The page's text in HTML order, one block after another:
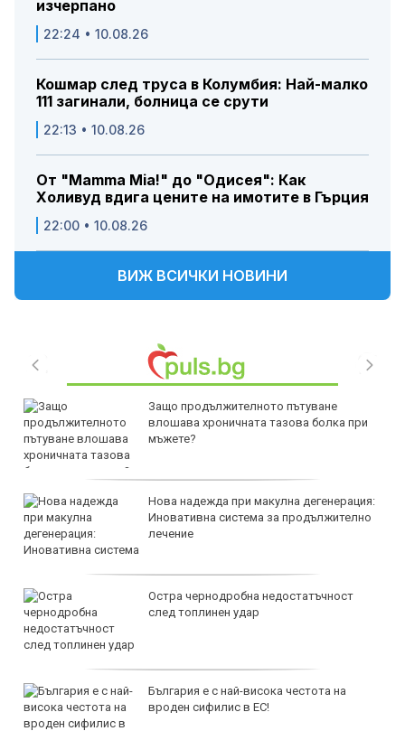
изчерпано
22:24 • 10.08.26
Кошмар след труса в Колумбия: Най-малко
111 загинали, болница се срути
22:13 • 10.08.26
От "Mamma Mia!" до "Одисея": Как
Холивуд вдига цените на имотите в Гърция
22:00 • 10.08.26
ВИЖ ВСИЧКИ НОВИНИ
Защо продължителното пътуване
влошава хроничната тазова болка при
мъжете?
Нова надежда при макулна дегенерация:
Иновативна система за продължително
лечение
Остра чернодробна недостатъчност
след топлинен удар
България е с най-висока честота на
вроден сифилис в ЕС!